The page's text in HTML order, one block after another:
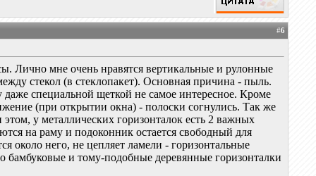
#6
Лично мне очень нравятся вертикальные и рулонные
стекол (в стеклопакет). Основная причина - пыль.
специальной щеткой не самое интересное. Кроме
(при открытии окна) - полоски согнулись. Так же
у металлических горизонталок есть 2 важных
на раму и подоконник остается свободный для
около него, не цепляет ламели - горизонтальные
и тому-подобные деревянные горизонталки